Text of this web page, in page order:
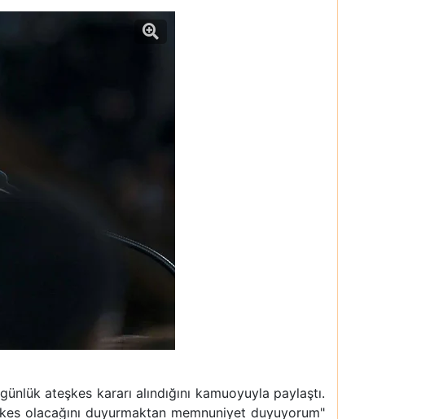
ateşkes kararı alındığını kamuoyuyla paylaştı.
olacağını duyurmaktan memnuniyet duyuyorum"